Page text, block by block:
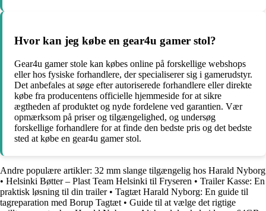
Hvor kan jeg købe en gear4u gamer stol?
Gear4u gamer stole kan købes online på forskellige webshops
eller hos fysiske forhandlere, der specialiserer sig i gamerudstyr.
Det anbefales at søge efter autoriserede forhandlere eller direkte
købe fra producentens officielle hjemmeside for at sikre
ægtheden af produktet og nyde fordelene ved garantien. Vær
opmærksom på priser og tilgængelighed, og undersøg
forskellige forhandlere for at finde den bedste pris og det bedste
sted at købe en gear4u gamer stol.
Andre populære artikler: 32 mm slange tilgængelig hos Harald Nyborg
• Helsinki Bøtter – Plast Team Helsinki til Fryseren • Trailer Kasse: En
praktisk løsning til din trailer• Tagtæt Harald Nyborg: En guide til
tagreparation med Borup Tagtæt • Guide til at vælge det rigtige